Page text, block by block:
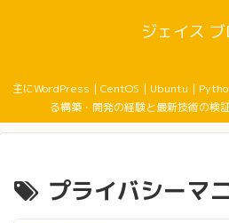
ジェイス
主にWordPress｜CentOS｜Ubuntu｜
る構築・開発の経験と最新技術の検
プライバシーマ